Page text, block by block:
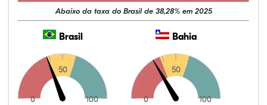
Abaixo da taxa do Brasil de 38,28% em 2025
Brasil
0
50
100
Bahia
0
50
100